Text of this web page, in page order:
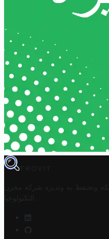
TROVIT
وتحتفظ به وتديره
شركة مخزن
التكنولوجيا